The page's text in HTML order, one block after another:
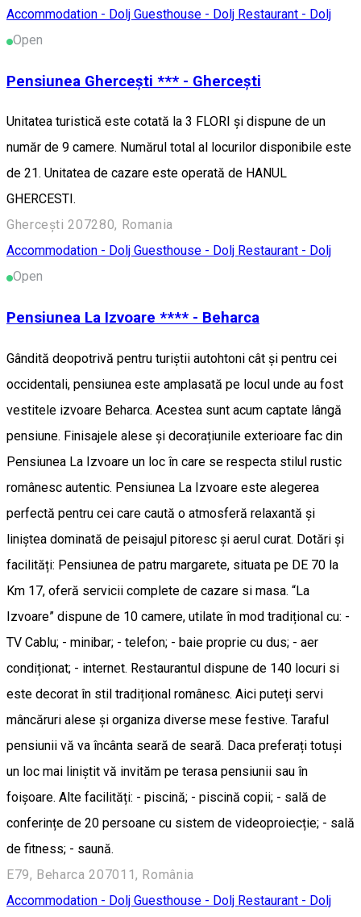
Accommodation - Dolj Guesthouse - Dolj Restaurant - Dolj
Open
Pensiunea Ghercești *** - Ghercești
Unitatea turistică este cotată la 3 FLORI și dispune de un
număr de 9 camere. Numărul total al locurilor disponibile este
de 21. Unitatea de cazare este operată de HANUL
GHERCESTI.
Ghercești 207280, Romania
Accommodation - Dolj Guesthouse - Dolj Restaurant - Dolj
Open
Pensiunea La Izvoare **** - Beharca
Gândită deopotrivă pentru turiștii autohtoni cât și pentru cei
occidentali, pensiunea este amplasată pe locul unde au fost
vestitele izvoare Beharca. Acestea sunt acum captate lângă
pensiune. Finisajele alese și decorațiunile exterioare fac din
Pensiunea La Izvoare un loc în care se respecta stilul rustic
românesc autentic. Pensiunea La Izvoare este alegerea
perfectă pentru cei care caută o atmosferă relaxantă și
liniștea dominată de peisajul pitoresc și aerul curat. Dotări și
facilități: Pensiunea de patru margarete, situata pe DE 70 la
Km 17, oferă servicii complete de cazare si masa. “La
Izvoare” dispune de 10 camere, utilate în mod tradițional cu: -
TV Cablu; - minibar; - telefon; - baie proprie cu dus; - aer
condiționat; - internet. Restaurantul dispune de 140 locuri si
este decorat în stil tradițional românesc. Aici puteți servi
mâncăruri alese și organiza diverse mese festive. Taraful
pensiunii vă va încânta seară de seară. Daca preferați totuși
un loc mai liniștit vă invităm pe terasa pensiunii sau în
foișoare. Alte facilități: - piscină; - piscină copii; - sală de
conferințe de 20 persoane cu sistem de videoproiecție; - sală
de fitness; - saună.
E79, Beharca 207011, România
Accommodation - Dolj Guesthouse - Dolj Restaurant - Dolj